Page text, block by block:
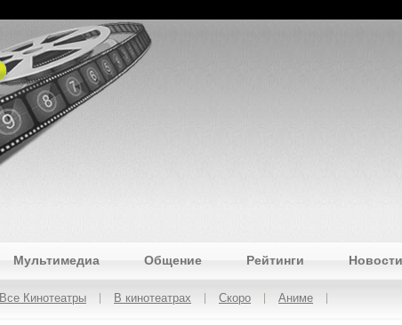
Мультимедиа Общение Рейтинги Новости
Все Кинотеатры В кинотеатрах Скоро Аниме